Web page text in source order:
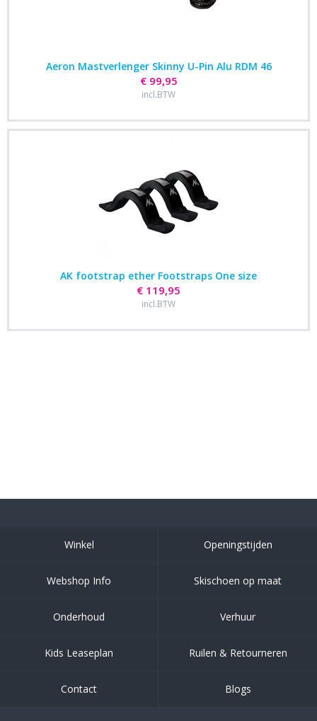
Aeron Mastverlenger Skinny U-Pin Alu RDM 46
€ 99,95
incl.BTW
AK footstrap ether Footstraps One size
€ 119,95
incl.BTW
Winkel Openingstijden
Webshop Info Skischoen op maat
Onderhoud Verhuur
Kids Leaseplan Ruilen & Retourneren
Contact Blogs